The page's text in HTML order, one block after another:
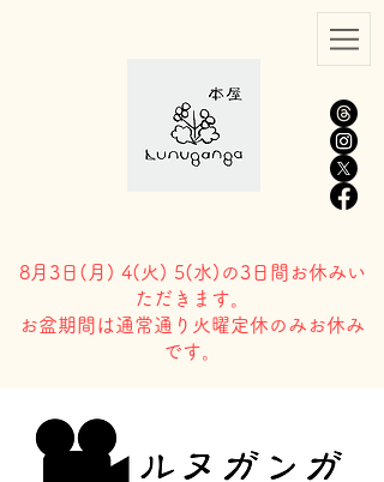
8月3日( 月) 4(火) 5(水)の3日間お休みい
ただきます。
​お盆期間は通常通り火曜定休のみお休み
です。